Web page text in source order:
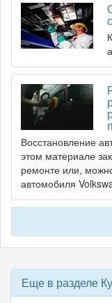
Восстановление
этом материале
ремонте или,
автомобиля
Еще в разделе